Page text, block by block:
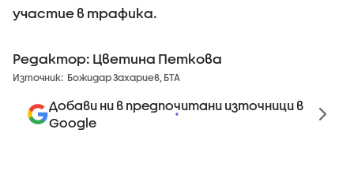
участие в трафика.
Редактор: Цветина Петкова
Източник: Божидар Захариев, БТА
Добави ни в предпочитани източници в
Google